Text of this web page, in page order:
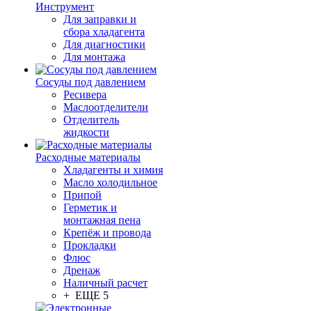
Инструмент
Для заправки и
сбора хладагента
Для диагностики
Для монтажа
Сосуды под давлением
Ресивера
Маслоотделители
Отделитель
жидкости
Расходные материалы
Хладагенты и химия
Масло холодильное
Припой
Герметик и
монтажная пена
Крепёж и провода
Прокладки
Флюс
Дренаж
Наличный расчет
+ ЕЩЕ 5